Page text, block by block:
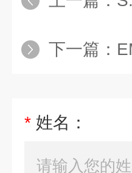
下一篇：
* 姓名：